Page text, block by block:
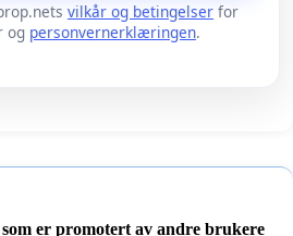
vilkår og betingelser for
og personvernerklæringen.
er promotert av andre brukere